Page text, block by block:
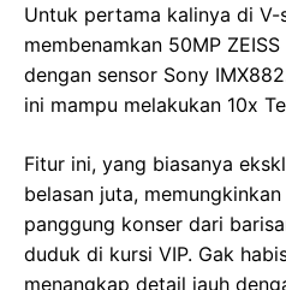
Untuk pertama kalinya di V-
membenamkan 50MP
dengan sensor Sony
ini mampu melakukan 10x
Fitur ini, yang biasanya
belasan juta,
panggung konser dari
duduk di kursi VIP. Gak
menangkap detail jauh